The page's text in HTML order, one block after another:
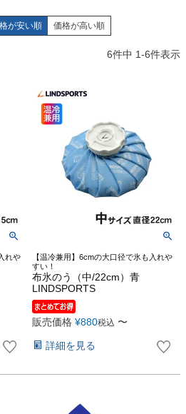
が安い順 価格が高い順
6件中 1-6件表示
れや
【温冷兼用】6cmの大口径で氷も入れや
すい！
布氷のう（中/22cm）青
LINDSPORTS
販売価格 ¥880税込 〜
詳細を見る